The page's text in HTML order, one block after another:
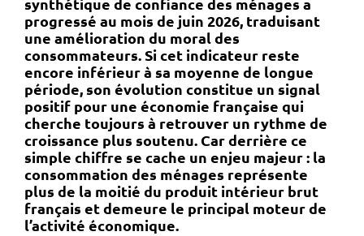
progressé au mois de juin 2026, traduisant
une amélioration du moral des
consommateurs. Si cet indicateur reste
encore inférieur à sa moyenne de longue
période, son évolution constitue un signal
positif pour une économie française qui
cherche toujours à retrouver un rythme de
croissance plus soutenu. Car derrière ce
simple chiffre se cache un enjeu majeur : la
consommation des ménages représente
plus de la moitié du produit intérieur brut
français et demeure le principal moteur de
l’activité économique.